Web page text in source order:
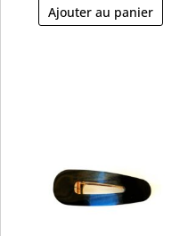
Ajouter au panier